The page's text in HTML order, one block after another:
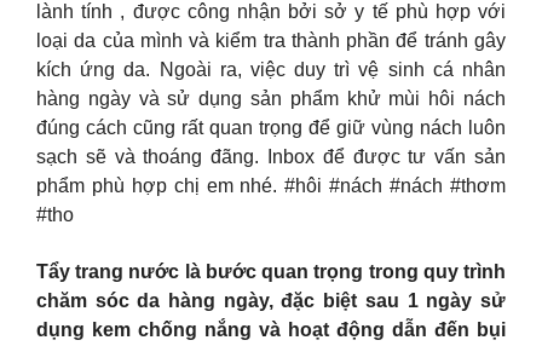
lành tính , được công nhận bởi sở y tế phù hợp với
loại da của mình và kiểm tra thành phần để tránh gây
kích ứng da. Ngoài ra, việc duy trì vệ sinh cá nhân
hàng ngày và sử dụng sản phẩm khử mùi hôi nách
đúng cách cũng rất quan trọng để giữ vùng nách luôn
sạch sẽ và thoáng đãng. Inbox để được tư vấn sản
phẩm phù hợp chị em nhé. #hôi #nách #nách #thơm
#tho
Tẩy trang nước là bước quan trọng trong quy trình
chăm sóc da hàng ngày, đặc biệt sau 1 ngày sử
dụng kem chống nắng và hoạt động dẫn đến bụi